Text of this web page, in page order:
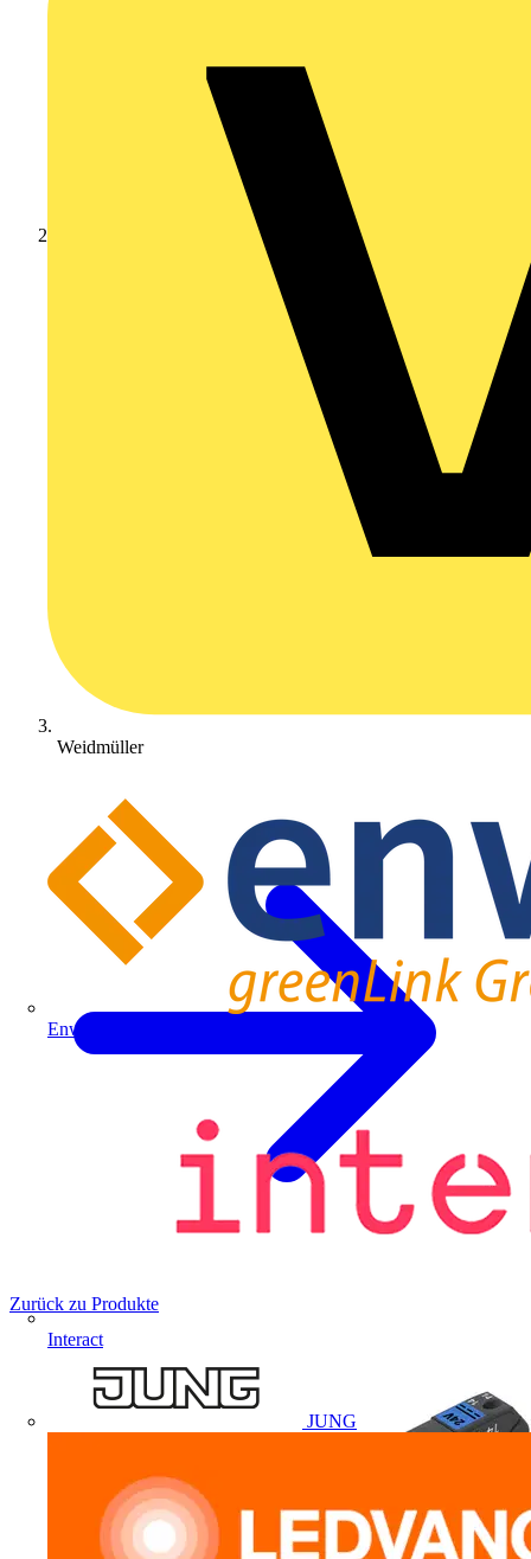
Enwitec
Interact
JUNG
Weidmüller
Zurück zu Produkte